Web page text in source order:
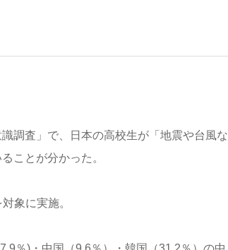
調査」で、日本の高校生が「地震や台風な
ことが分かった。
象に実施。